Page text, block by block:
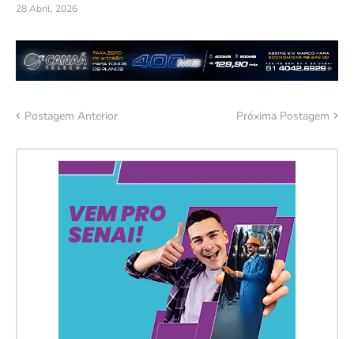
28 Abril, 2026
Postagem Anterior Próxima Postagem